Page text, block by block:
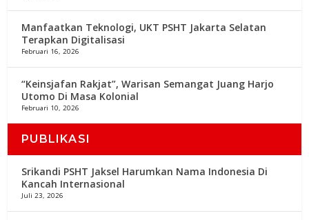
Manfaatkan Teknologi, UKT PSHT Jakarta Selatan
Terapkan Digitalisasi
Februari 16, 2026
“Keinsjafan Rakjat”, Warisan Semangat Juang Harjo
Utomo Di Masa Kolonial
Februari 10, 2026
PUBLIKASI
Srikandi PSHT Jaksel Harumkan Nama Indonesia Di
Kancah Internasional
Juli 23, 2026